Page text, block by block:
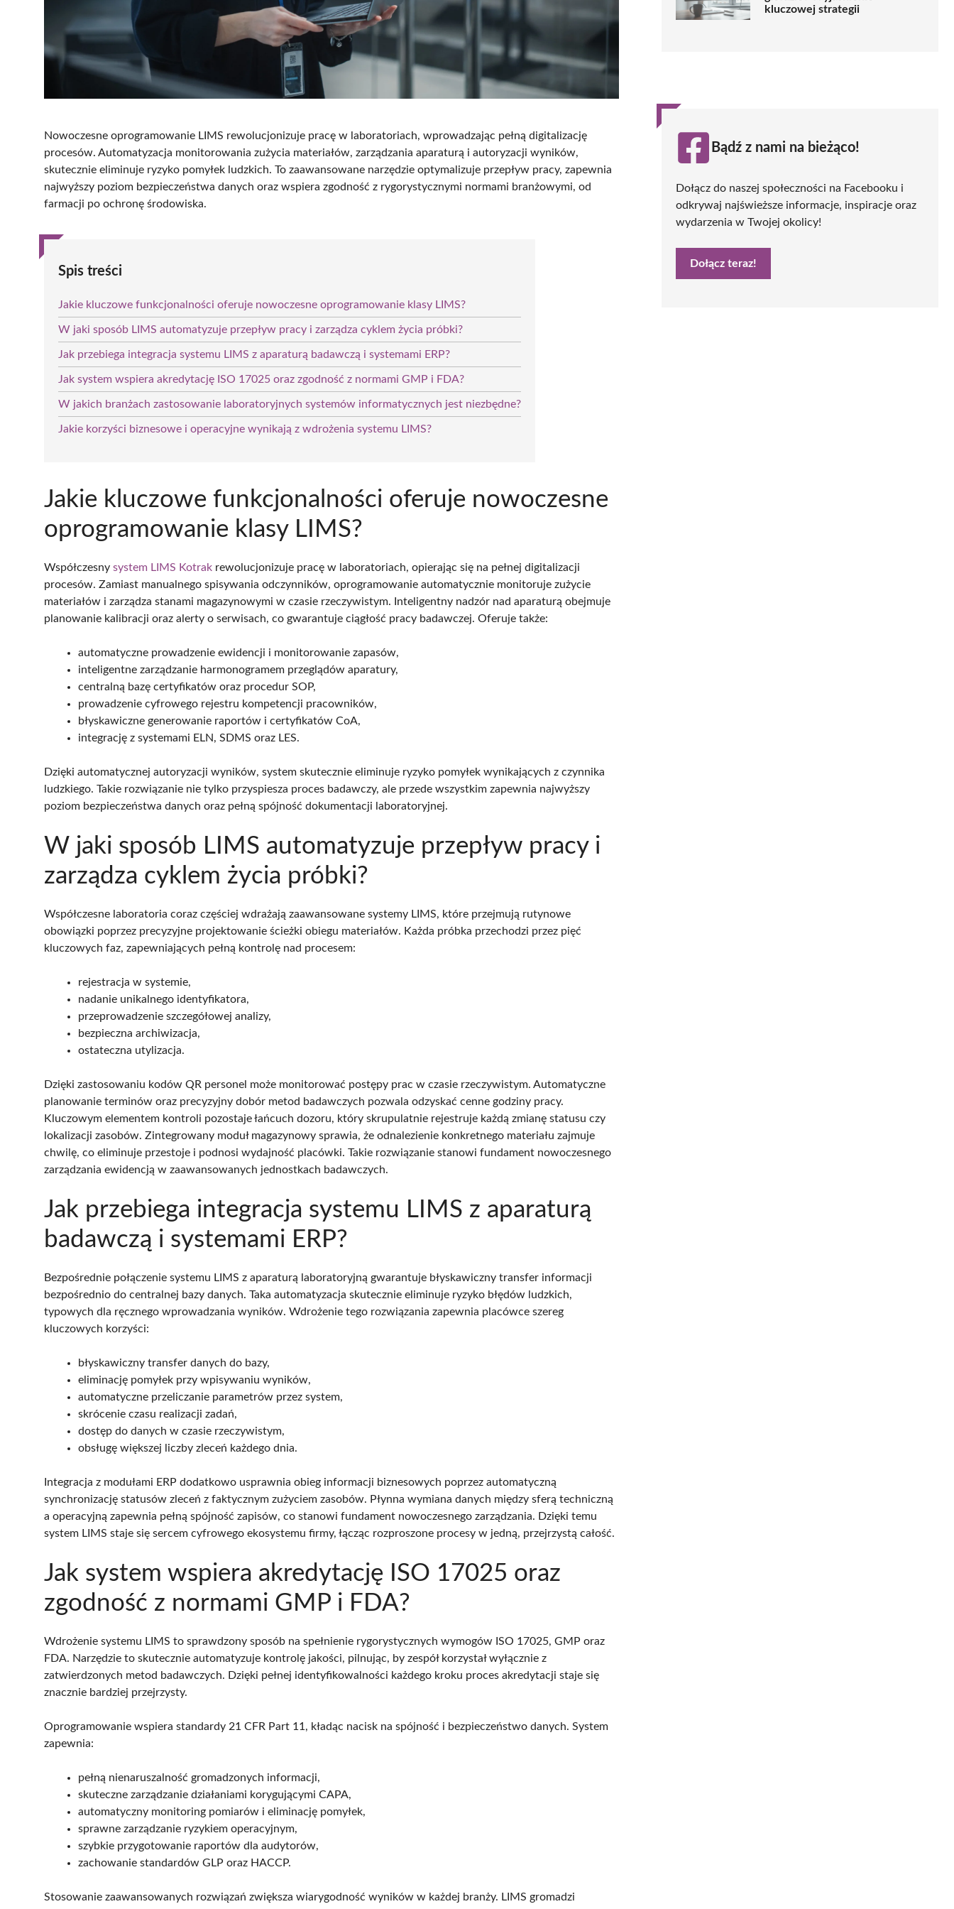
Nowoczesne oprogramowanie LIMS rewolucjonizuje pracę w laboratoriach, wprowadzając pełną digitalizację
procesów. Automatyzacja monitorowania zużycia materiałów, zarządzania aparaturą i autoryzacji wyników,
skutecznie eliminuje ryzyko pomyłek ludzkich. To zaawansowane narzędzie optymalizuje przepływ pracy, zapewnia
najwyższy poziom bezpieczeństwa danych oraz wspiera zgodność z rygorystycznymi normami branżowymi, od
farmacji po ochronę środowiska.
Spis treści
Jakie kluczowe funkcjonalności oferuje nowoczesne oprogramowanie klasy LIMS?
W jaki sposób LIMS automatyzuje przepływ pracy i zarządza cyklem życia próbki?
Jak przebiega integracja systemu LIMS z aparaturą badawczą i systemami ERP?
Jak system wspiera akredytację ISO 17025 oraz zgodność z normami GMP i FDA?
W jakich branżach zastosowanie laboratoryjnych systemów informatycznych jest niezbędne?
Jakie korzyści biznesowe i operacyjne wynikają z wdrożenia systemu LIMS?
Jakie kluczowe funkcjonalności oferuje nowoczesne
oprogramowanie klasy LIMS?
Współczesny system LIMS Kotrak rewolucjonizuje pracę w laboratoriach, opierając się na pełnej digitalizacji
procesów. Zamiast manualnego spisywania odczynników, oprogramowanie automatycznie monitoruje zużycie
materiałów i zarządza stanami magazynowymi w czasie rzeczywistym. Inteligentny nadzór nad aparaturą obejmuje
planowanie kalibracji oraz alerty o serwisach, co gwarantuje ciągłość pracy badawczej. Oferuje także:
automatyczne prowadzenie ewidencji i monitorowanie zapasów,
inteligentne zarządzanie harmonogramem przeglądów aparatury,
centralną bazę certyfikatów oraz procedur SOP,
prowadzenie cyfrowego rejestru kompetencji pracowników,
błyskawiczne generowanie raportów i certyfikatów CoA,
integrację z systemami ELN, SDMS oraz LES.
Dzięki automatycznej autoryzacji wyników, system skutecznie eliminuje ryzyko pomyłek wynikających z czynnika
ludzkiego. Takie rozwiązanie nie tylko przyspiesza proces badawczy, ale przede wszystkim zapewnia najwyższy
poziom bezpieczeństwa danych oraz pełną spójność dokumentacji laboratoryjnej.
W jaki sposób LIMS automatyzuje przepływ pracy i
zarządza cyklem życia próbki?
Współczesne laboratoria coraz częściej wdrażają zaawansowane systemy LIMS, które przejmują rutynowe
obowiązki poprzez precyzyjne projektowanie ścieżki obiegu materiałów. Każda próbka przechodzi przez pięć
kluczowych faz, zapewniających pełną kontrolę nad procesem:
rejestracja w systemie,
nadanie unikalnego identyfikatora,
przeprowadzenie szczegółowej analizy,
bezpieczna archiwizacja,
ostateczna utylizacja.
Dzięki zastosowaniu kodów QR personel może monitorować postępy prac w czasie rzeczywistym. Automatyczne
planowanie terminów oraz precyzyjny dobór metod badawczych pozwala odzyskać cenne godziny pracy.
Kluczowym elementem kontroli pozostaje łańcuch dozoru, który skrupulatnie rejestruje każdą zmianę statusu czy
lokalizacji zasobów. Zintegrowany moduł magazynowy sprawia, że odnalezienie konkretnego materiału zajmuje
chwilę, co eliminuje przestoje i podnosi wydajność placówki. Takie rozwiązanie stanowi fundament nowoczesnego
zarządzania ewidencją w zaawansowanych jednostkach badawczych.
Jak przebiega integracja systemu LIMS z aparaturą
badawczą i systemami ERP?
Bezpośrednie połączenie systemu LIMS z aparaturą laboratoryjną gwarantuje błyskawiczny transfer informacji
bezpośrednio do centralnej bazy danych. Taka automatyzacja skutecznie eliminuje ryzyko błędów ludzkich,
typowych dla ręcznego wprowadzania wyników. Wdrożenie tego rozwiązania zapewnia placówce szereg
kluczowych korzyści:
błyskawiczny transfer danych do bazy,
eliminację pomyłek przy wpisywaniu wyników,
automatyczne przeliczanie parametrów przez system,
skrócenie czasu realizacji zadań,
dostęp do danych w czasie rzeczywistym,
obsługę większej liczby zleceń każdego dnia.
Integracja z modułami ERP dodatkowo usprawnia obieg informacji biznesowych poprzez automatyczną
synchronizację statusów zleceń z faktycznym zużyciem zasobów. Płynna wymiana danych między sferą techniczną
a operacyjną zapewnia pełną spójność zapisów, co stanowi fundament nowoczesnego zarządzania. Dzięki temu
system LIMS staje się sercem cyfrowego ekosystemu firmy, łącząc rozproszone procesy w jedną, przejrzystą całość.
Jak system wspiera akredytację ISO 17025 oraz
zgodność z normami GMP i FDA?
Wdrożenie systemu LIMS to sprawdzony sposób na spełnienie rygorystycznych wymogów ISO 17025, GMP oraz
FDA. Narzędzie to skutecznie automatyzuje kontrolę jakości, pilnując, by zespół korzystał wyłącznie z
zatwierdzonych metod badawczych. Dzięki pełnej identyfikowalności każdego kroku proces akredytacji staje się
znacznie bardziej przejrzysty.
Oprogramowanie wspiera standardy 21 CFR Part 11, kładąc nacisk na spójność i bezpieczeństwo danych. System
zapewnia:
pełną nienaruszalność gromadzonych informacji,
skuteczne zarządzanie działaniami korygującymi CAPA,
automatyczny monitoring pomiarów i eliminację pomyłek,
sprawne zarządzanie ryzykiem operacyjnym,
szybkie przygotowanie raportów dla audytorów,
zachowanie standardów GLP oraz HACCP.
Stosowanie zaawansowanych rozwiązań zwiększa wiarygodność wyników w każdej branży. LIMS gromadzi
kluczowej strategii
Bądź z nami na bieżąco!
Dołącz do naszej społeczności na Facebooku i
odkrywaj najświeższe informacje, inspiracje oraz
wydarzenia w Twojej okolicy!
Dołącz teraz!